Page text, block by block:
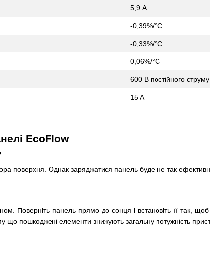
5,9 А
-0,39%/°C
-0,33%/°C
0,06%/°C
600 В постійного струму
15 A
EcoFlow
поверхня. Однак заряджатися панель буде не так
Поверніть панель прямо до сонця і встановіть її так,
пошкоджені елементи знижують загальну потужність